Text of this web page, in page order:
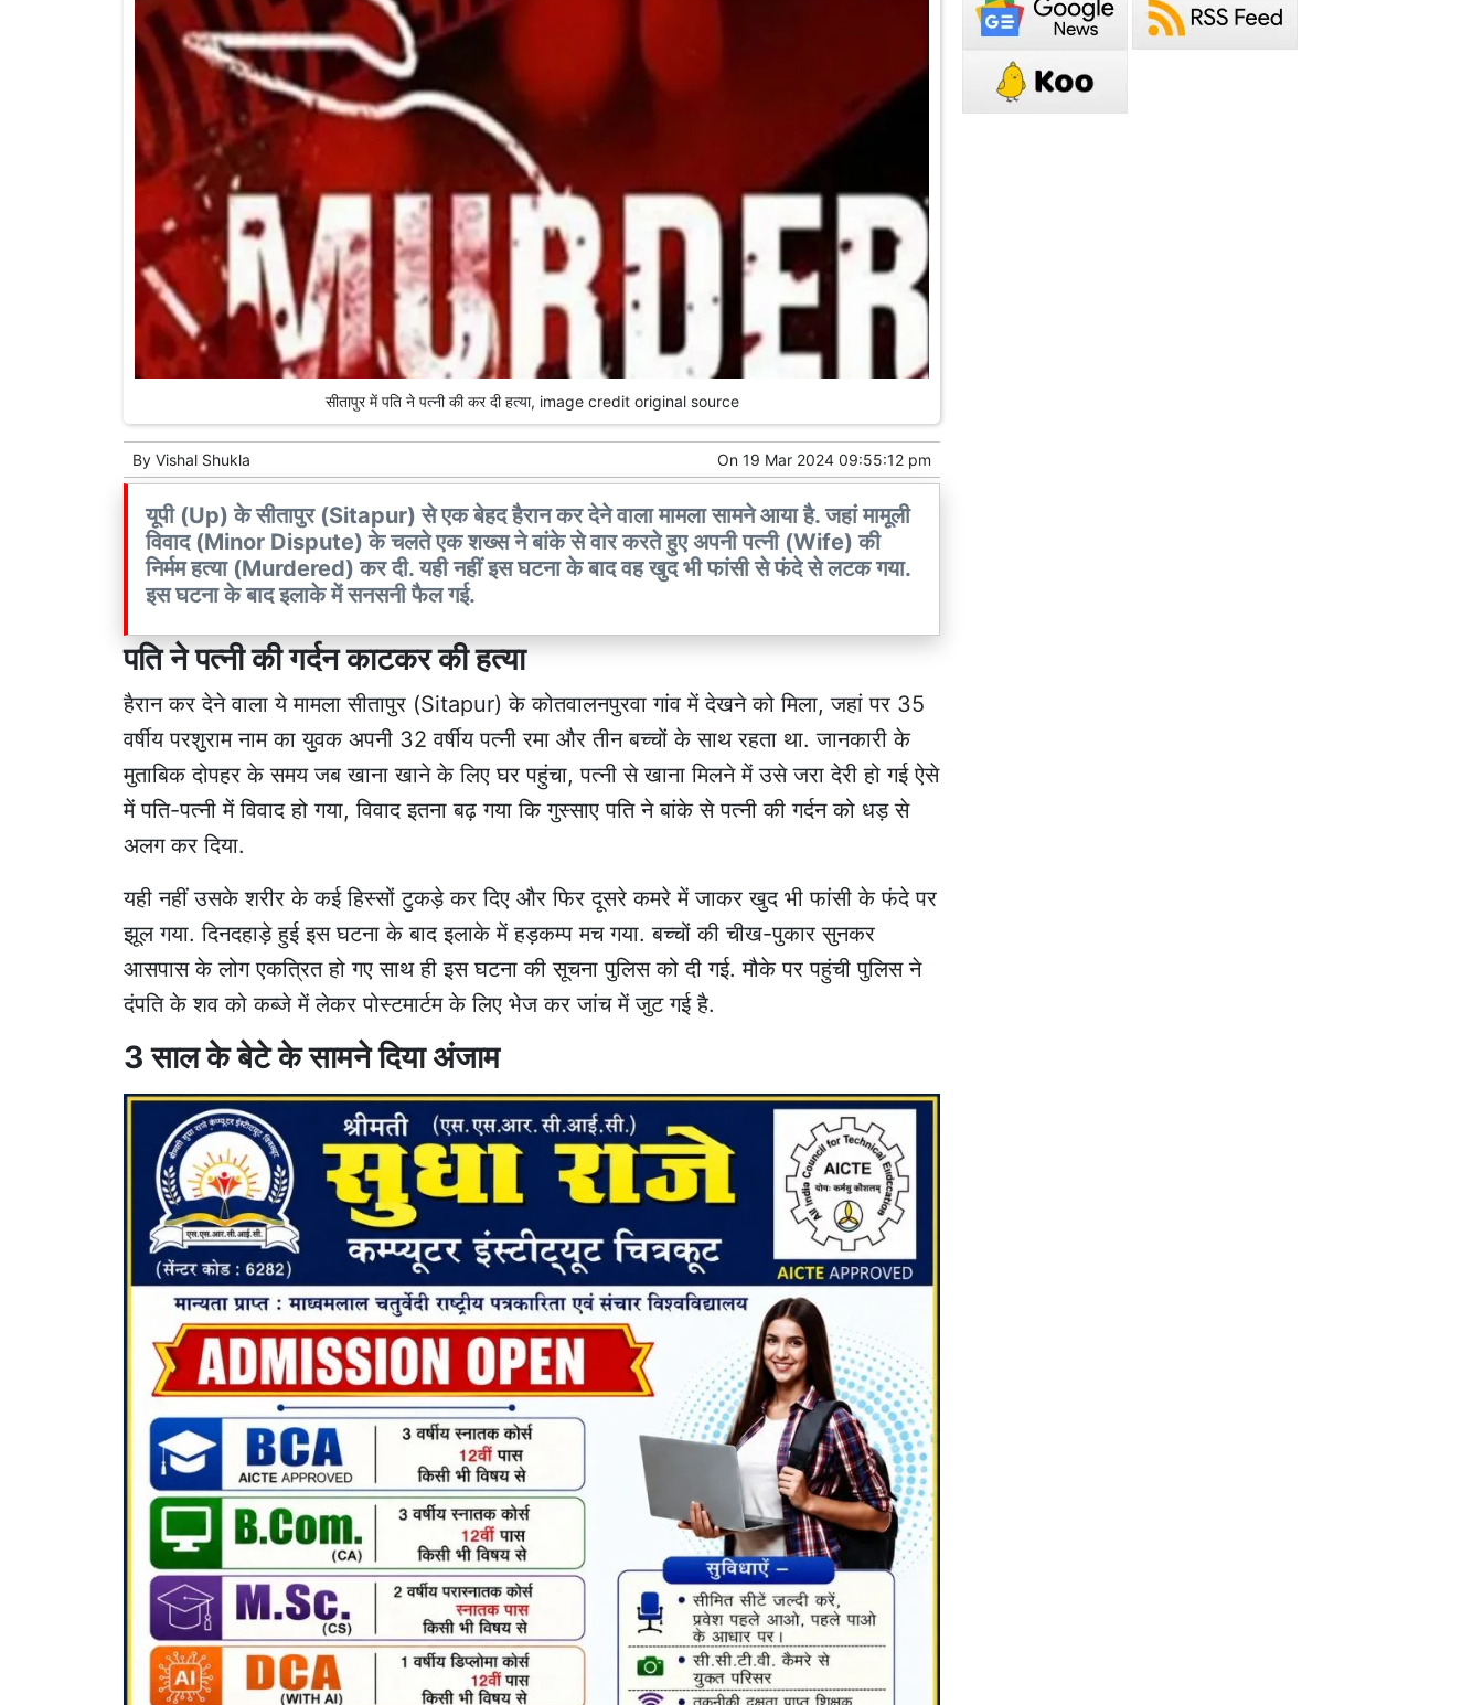
सीतापुर में पति ने पत्नी की कर दी हत्या, image credit original source
By Vishal Shukla On 19 Mar 2024 09:55:12 pm
यूपी (Up) के सीतापुर (Sitapur) से एक बेहद हैरान कर देने वाला मामला सामने आया है. जहां मामूली
विवाद (Minor Dispute) के चलते एक शख्स ने बांके से वार करते हुए अपनी पत्नी (Wife) की
निर्मम हत्या (Murdered) कर दी. यही नहीं इस घटना के बाद वह खुद भी फांसी से फंदे से लटक गया.
इस घटना के बाद इलाके में सनसनी फैल गई.
पति ने पत्नी की गर्दन काटकर की हत्या
हैरान कर देने वाला ये मामला सीतापुर (Sitapur) के कोतवालनपुरवा गांव में देखने को मिला, जहां पर 35
वर्षीय परशुराम नाम का युवक अपनी 32 वर्षीय पत्नी रमा और तीन बच्चों के साथ रहता था. जानकारी के
मुताबिक दोपहर के समय जब खाना खाने के लिए घर पहुंचा, पत्नी से खाना मिलने में उसे जरा देरी हो गई ऐसे
में पति-पत्नी में विवाद हो गया, विवाद इतना बढ़ गया कि गुस्साए पति ने बांके से पत्नी की गर्दन को धड़ से
अलग कर दिया.
यही नहीं उसके शरीर के कई हिस्सों टुकड़े कर दिए और फिर दूसरे कमरे में जाकर खुद भी फांसी के फंदे पर
झूल गया. दिनदहाड़े हुई इस घटना के बाद इलाके में हड़कम्प मच गया. बच्चों की चीख-पुकार सुनकर
आसपास के लोग एकत्रित हो गए साथ ही इस घटना की सूचना पुलिस को दी गई. मौके पर पहुंची पुलिस ने
दंपति के शव को कब्जे में लेकर पोस्टमार्टम के लिए भेज कर जांच में जुट गई है.
3 साल के बेटे के सामने दिया अंजाम